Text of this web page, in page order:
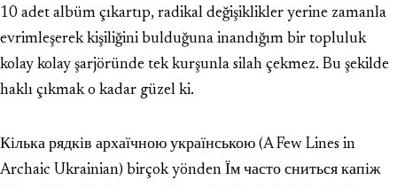
10 adet albüm çıkartıp, radikal değişiklikler yerine zamanla
evrimleşerek kişiliğini bulduğuna inandığım bir topluluk
kolay kolay şarjöründe tek kurşunla silah çekmez. Bu şekilde
haklı çıkmak o kadar güzel ki.
Кілька рядків архаїчною українською (A Few Lines in
Archaic Ukrainian) birçok yönden Їм часто сниться капіж